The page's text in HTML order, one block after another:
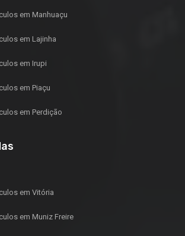
em Manhuaçu
em Lajinha
em Irupi
em Piaçu
em Perdição
em Vitória
em Muniz Freire